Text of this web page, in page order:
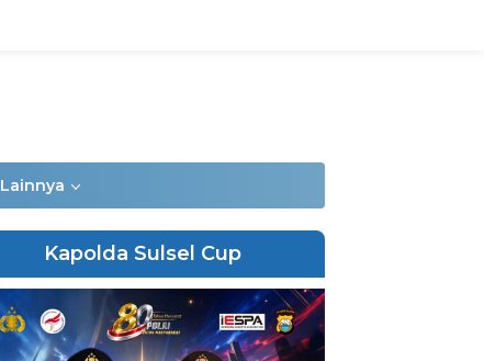
Lainnya
Kapolda Sulsel Cup